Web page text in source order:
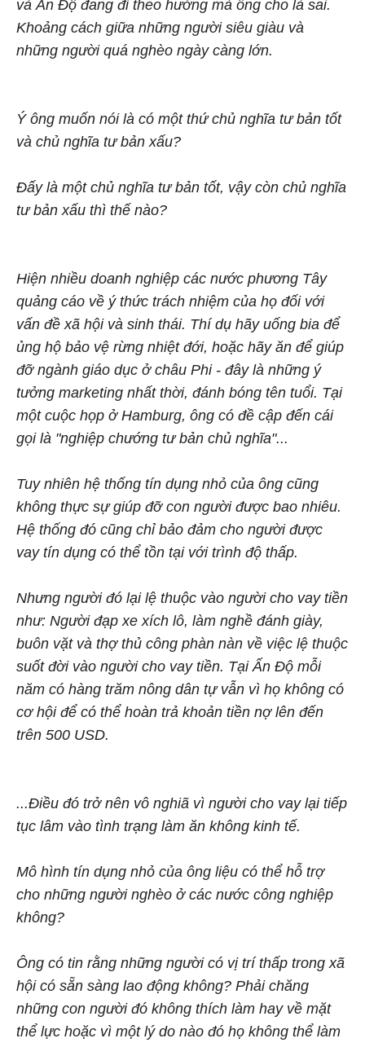
và Ấn Độ đang đi theo hướng mà ông cho là sai.
Khoảng cách giữa những người siêu giàu và
những người quá nghèo ngày càng lớn.
Ý ông muốn nói là có một thứ chủ nghĩa tư bản tốt
và chủ nghĩa tư bản xấu?
Đấy là một chủ nghĩa tư bản tốt, vậy còn chủ nghĩa
tư bản xấu thì thế nào?
Hiện nhiều doanh nghiệp các nước phương Tây
quảng cáo về ý thức trách nhiệm của họ đối với
vấn đề xã hội và sinh thái. Thí dụ hãy uống bia để
ủng hộ bảo vệ rừng nhiệt đới, hoặc hãy ăn để giúp
đỡ ngành giáo dục ở châu Phi - đây là những ý
tưởng marketing nhất thời, đánh bóng tên tuổi. Tại
một cuộc họp ở Hamburg, ông có đề cập đến cái
gọi là "nghiệp chướng tư bản chủ nghĩa"...
Tuy nhiên hệ thống tín dụng nhỏ của ông cũng
không thực sự giúp đỡ con người được bao nhiêu.
Hệ thống đó cũng chỉ bảo đảm cho người được
vay tín dụng có thể tồn tại với trình độ thấp.
Nhưng người đó lại lệ thuộc vào người cho vay tiền
như: Người đạp xe xích lô, làm nghề đánh giày,
buôn vặt và thợ thủ công phàn nàn về việc lệ thuộc
suốt đời vào người cho vay tiền. Tại Ấn Độ mỗi
năm có hàng trăm nông dân tự vẫn vì họ không có
cơ hội để có thể hoàn trả khoản tiền nợ lên đến
trên 500 USD.
...Điều đó trở nên vô nghiã vì người cho vay lại tiếp
tục lâm vào tình trạng làm ăn không kinh tế.
Mô hình tín dụng nhỏ của ông liệu có thể hỗ trợ
cho những người nghèo ở các nước công nghiệp
không?
Ông có tin rằng những người có vị trí thấp trong xã
hội có sẵn sàng lao động không? Phải chăng
những con người đó không thích làm hay về mặt
thể lực hoặc vì một lý do nào đó họ không thể làm